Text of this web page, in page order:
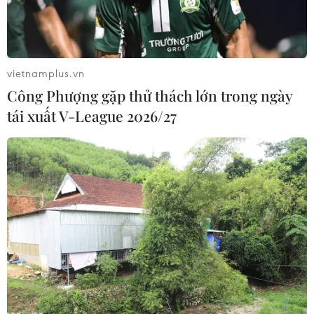
không đủ mạnh.
Cánh đồng lúa mỳ gần Mariupol (Ukraine) ngày 15/7/2022.
(Ảnh: AFP/TTXVN)
Ngày 21/4, Thủ tướng Ba Lan Mateusz
Morawiecki cho rằng Liên minh châu Âu (EU)
chậm trễ trong việc đưa ra biện pháp hỗ trợ
vietnamplus.vn
Công Phượng gặp thử thách lớn trong ngày
tái xuất V-League 2026/27